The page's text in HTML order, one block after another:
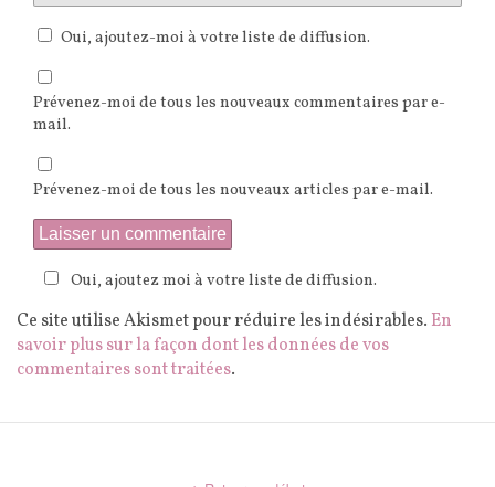
Oui, ajoutez-moi à votre liste de diffusion.
Prévenez-moi de tous les nouveaux commentaires par e-
mail.
Prévenez-moi de tous les nouveaux articles par e-mail.
Oui, ajoutez moi à votre liste de diffusion.
Ce site utilise Akismet pour réduire les indésirables. En
savoir plus sur la façon dont les données de vos
commentaires sont traitées.